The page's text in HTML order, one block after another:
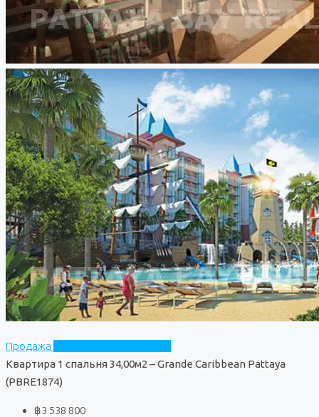
Продажа
Квартира 1 спальня 34,00м2 – Grande Caribbean Pattaya
(PBRE1874)
฿3 538 800